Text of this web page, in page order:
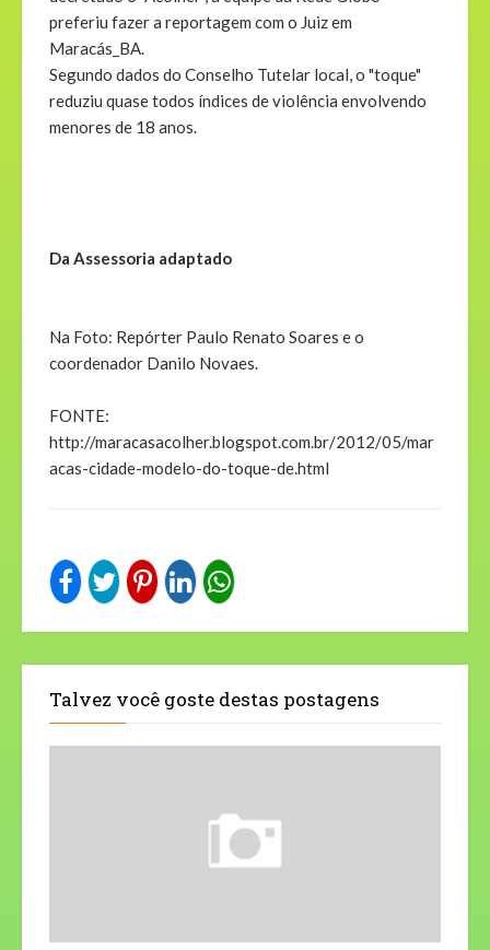
preferiu fazer a reportagem com o Juiz em
Maracás_BA.
Segundo dados do Conselho Tutelar local, o "toque"
reduziu quase todos índices de violência envolvendo
menores de 18 anos.
Da Assessoria adaptado
Na Foto: Repórter Paulo Renato Soares e o
coordenador Danilo Novaes.
FONTE:
http://maracasacolher.blogspot.com.br/2012/05/mar
acas-cidade-modelo-do-toque-de.html
Talvez você goste destas postagens